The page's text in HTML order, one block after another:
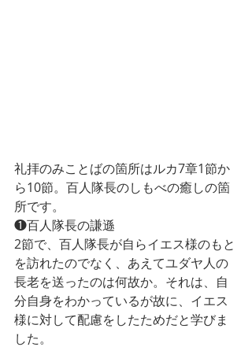
礼拝のみことばの箇所はルカ7章1節か
ら10節。百人隊長のしもべの癒しの箇
所です。
❶百人隊長の謙遜
2節で、百人隊長が自らイエス様のもと
を訪れたのでなく、あえてユダヤ人の
長老を送ったのは何故か。それは、自
分自身をわかっているが故に、イエス
様に対して配慮をしたためだと学びま
した。